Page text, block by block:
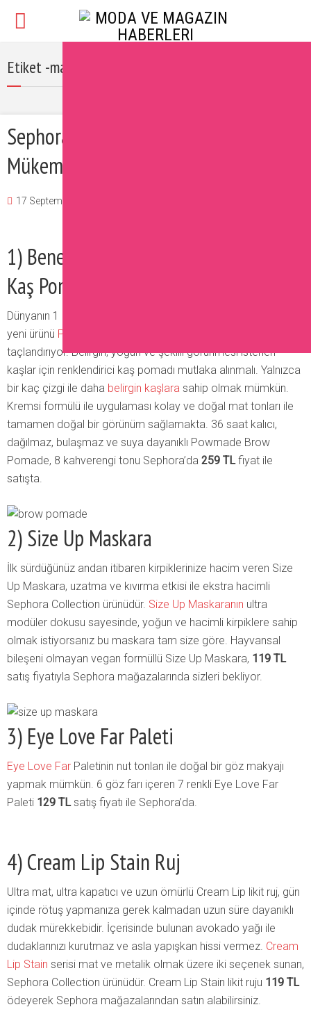
Etiket -makyaj önerileri
Sephora’dan Alınması Gereken 5
Mükemmel Makyaj Malzemesi
17 September 2021
1) Benefit Powmade – Brow Pomade
Kaş Pomadı
Dünyanın 1 numaralı kaş markası olan Benefit Cosmetics,
yeni ürünü Powmade Brow Pomade
taçlandırıyor. Belirgin, yoğun ve şekilli görünmesi istenen
kaşlar için renklendirici kaş pomadı mutlaka alınmalı. Yalnızca
bir kaç çizgi ile daha belirgin kaşlara sahip olmak mümkün.
Kremsi formülü ile uygulaması kolay ve doğal mat tonları ile
tamamen doğal bir görünüm sağlamakta. 36 saat kalıcı,
dağılmaz, bulaşmaz ve suya dayanıklı Powmade Brow
Pomade, 8 kahverengi tonu Sephora’da 259 TLfiyat ile
satışta.
2) Size Up Maskara
İlk sürdüğünüz andan itibaren kirpiklerinize hacim veren Size
Up Maskara, uzatma ve kıvırma etkisi ile ekstra hacimli
Sephora Collection ürünüdür. Size Up Maskaranın ultra
modüler dokusu sayesinde, yoğun ve hacimli kirpiklere sahip
olmak istiyorsanız bu maskara tam size göre. Hayvansal
bileşeni olmayan vegan formüllü Size Up Maskara, 119 TL
satış fiyatıyla Sephora mağazalarında sizleri bekliyor.
3) Eye Love Far Paleti
Eye Love Far Paletinin nut tonları ile doğal bir göz makyajı
yapmak mümkün. 6 göz farı içeren 7 renkli Eye Love Far
Paleti 129 TLsatış fiyatı ile Sephora’da.
4) Cream Lip Stain Ruj
Ultra mat, ultra kapatıcı ve uzun ömürlü Cream Lip likit ruj, gün
içinde rötuş yapmanıza gerek kalmadan uzun süre dayanıklı
dudak mürekkebidir. İçerisinde bulunan avokado yağı ile
dudaklarınızı kurutmaz ve asla yapışkan hissi vermez. Cream
Lip Stain serisi mat ve metalik olmak üzere iki seçenek sunan,
Sephora Collection ürünüdür. Cream Lip Stain likit ruju 119 TL
ödeyerek Sephora mağazalarından satın alabilirsiniz.